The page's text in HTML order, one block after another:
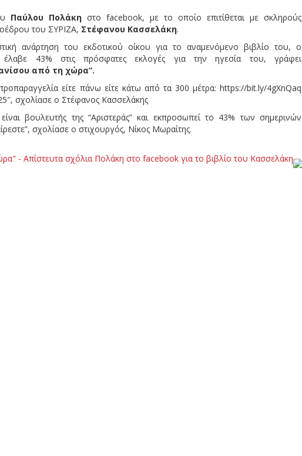
Παύλου Πολάκη στο facebook, με το οποίο επιτίθεται με σκληρούς
του ΣΥΡΙΖΑ, Στέφανου Κασσελάκη.
ανάρτηση του εκδοτικού οίκου για το αναμενόμενο βιβλίο του, ο
43% στις πρόσφατες εκλογές για την ηγεσία του, γράφει
από τη χώρα”.
είτε πάνω είτε κάτω από τα 300 μέτρα: https://bit.ly/4gXnQaq
σχολίασε ο Στέφανος Κασσελάκης
βουλευτής της “Αριστεράς” και εκπροσωπεί το 43% των σημερινών
σχολίασε ο στιχουργός, Νίκος Μωραίτης.